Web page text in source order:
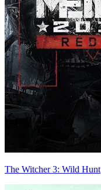
The Witcher 3: Wild Hunt